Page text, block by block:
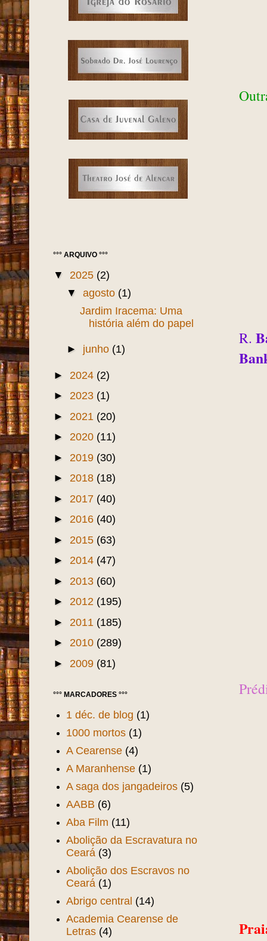
R.
°°° ARQUIVO °°°
▼ 2025 (2)
▼ agosto (1)
Jardim Iracema: Uma
história além do papel
► junho (1)
► 2024 (2)
► 2023 (1)
► 2021 (20)
► 2020 (11)
► 2019 (30)
► 2018 (18)
► 2017 (40)
► 2016 (40)
► 2015 (63)
► 2014 (47)
► 2013 (60)
► 2012 (195)
► 2011 (185)
► 2010 (289)
► 2009 (81)
°°° MARCADORES °°°
1 déc. de blog (1)
1000 mortos (1)
A Cearense (4)
A Maranhense (1)
A saga dos jangadeiros (5)
AABB (6)
Aba Film (11)
Abolição da Escravatura no
Ceará (3)
Abolição dos Escravos no
Ceará (1)
Abrigo central (14)
Academia Cearense de
Letras (4)